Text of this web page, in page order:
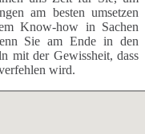
am besten umsetzen
Know-how in Sachen
Sie am Ende in den
mit der Gewissheit, dass
wird.